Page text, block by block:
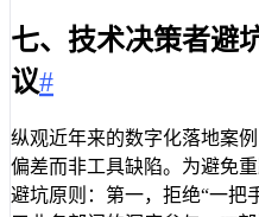
七、技术决策者避
议#
纵观近年来的数字化落地案
偏差而非工具缺陷。为避免
避坑原则：第一，拒绝“一把